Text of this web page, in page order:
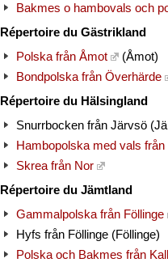
Bakmes o hambovals och
Répertoire du Gästrikland
Polska från Åmot
(Åmot)
Bondpolska från Överhärde
Répertoire du Hälsingland
Snurrbocken från Järvsö
Hambopolska med vals
Skrea från Nor
Répertoire du Jämtland
Gammalpolska från Föllinge
Hyfs från Föllinge (Föllinge)
Polska och Bakmes från Kall